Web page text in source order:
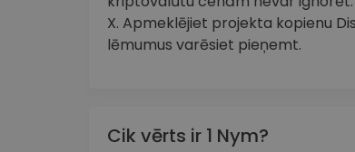
X. Apmeklējiet projekta kopienu
lēmumus varēsiet pieņemt.
Cik vērts ir 1 Nym?